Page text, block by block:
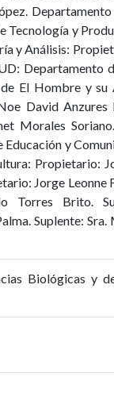
Tecnología y
y Análisis:
El Hombre y
David Anzures
Morales
y
Propietario:
Jorge
Torres Brito.
Suplente:
Biológicas y